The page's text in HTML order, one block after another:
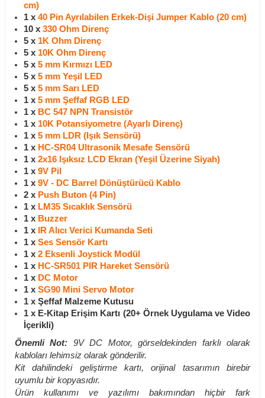
cm)
1 x 40 Pin Ayrılabilen Erkek-Dişi Jumper Kablo (20 cm)
10 x 330 Ohm Direnç
5 x 1K Ohm Direnç
5 x 10K Ohm Direnç
5 x 5 mm Kırmızı LED
5 x 5 mm Yeşil LED
5 x 5 mm Sarı LED
1 x 5 mm Şeffaf RGB LED
1 x BC 547 NPN Transistör
1 x 10K Potansiyometre (Ayarlı Direnç)
1 x 5 mm LDR (Işık Sensörü)
1 x HC-SR04 Ultrasonik Mesafe Sensörü
1 x 2x16 Işıksız LCD Ekran (Yeşil Üzerine Siyah)
1 x 9V Pil
1 x 9V - DC Barrel Dönüştürücü Kablo
2 x Push Buton (4 Pin)
1 x LM35 Sıcaklık Sensörü
1 x Buzzer
1 x
IR Alıcı Verici Kumanda Seti
1 x Ses Sensör Kartı
1 x 2 Eksenli Joystick Modül
1 x HC-SR501 PIR Hareket Sensörü
1 x DC Motor
1 x SG90 Mini Servo Motor
1 x Şeffaf Malzeme Kutusu
1 x E-Kitap Erişim Kartı (20+ Örnek Uygulama ve Video
İçerikli)
Önemli Not: 9V DC Motor, görseldekinden farklı olarak
kabloları lehimsiz olarak gönderilir.
Kit dahilindeki geliştirme kartı, orijinal tasarımın birebir
uyumlu bir kopyasıdır.
Ürün kullanımı ve yazılımı bakımından hiçbir fark